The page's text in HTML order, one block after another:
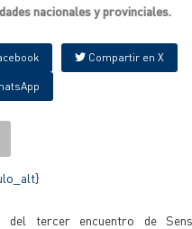
nacionales y provinciales.
Compartir en X
del tercer encuentro de